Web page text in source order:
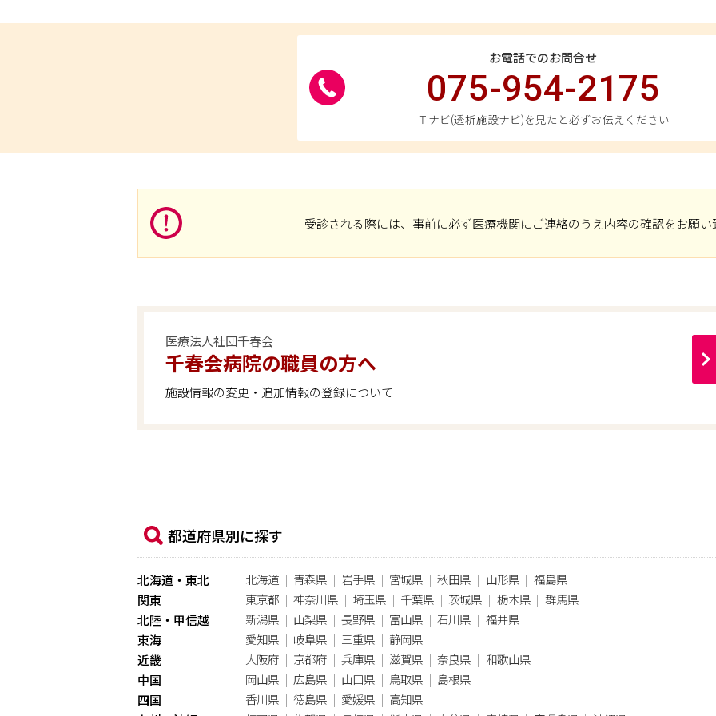
お電話でのお問合せ
075-954-2175
Ｔナビ(透析施設ナビ)を見たと必ずお伝えください
受診される際には、事前に必ず医療機関にご連絡のうえ内容の確認をお願い
医療法人社団千春会
千春会病院の職員の方へ
施設情報の変更・追加情報の登録について
都道府県別に探す
北海道・東北 北海道 青森県 岩手県 宮城県 秋田県 山形県
福島県
関東
東京都 神奈川県 埼玉県 千葉県 茨城県 栃木県
群馬県
北陸・甲信越
新潟県 山梨県 長野県 富山県 石川県
福井県
東海
愛知県 岐阜県 三重県
静岡県
近畿
大阪府 京都府 兵庫県 滋賀県 奈良県
和歌山県
中国
岡山県 広島県 山口県 鳥取県
島根県
四国
香川県 徳島県 愛媛県
高知県